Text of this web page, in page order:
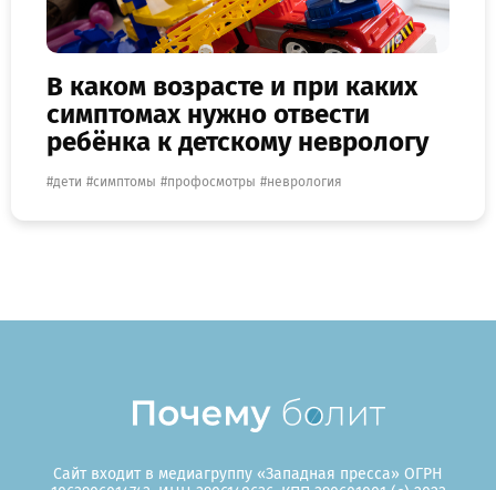
В каком возрасте и при каких
симптомах нужно отвести
ребёнка к детскому неврологу
дети симптомы профосмотры неврология
Сайт входит в медиагруппу «Западная пресса» ОГРН